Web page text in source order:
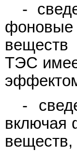
-
веществ
ТЭС
-
включая
веществ,